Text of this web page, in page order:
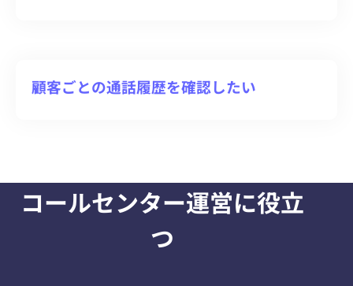
顧客ごとの通話履歴を確認したい
コールセンター運営に役立
つ